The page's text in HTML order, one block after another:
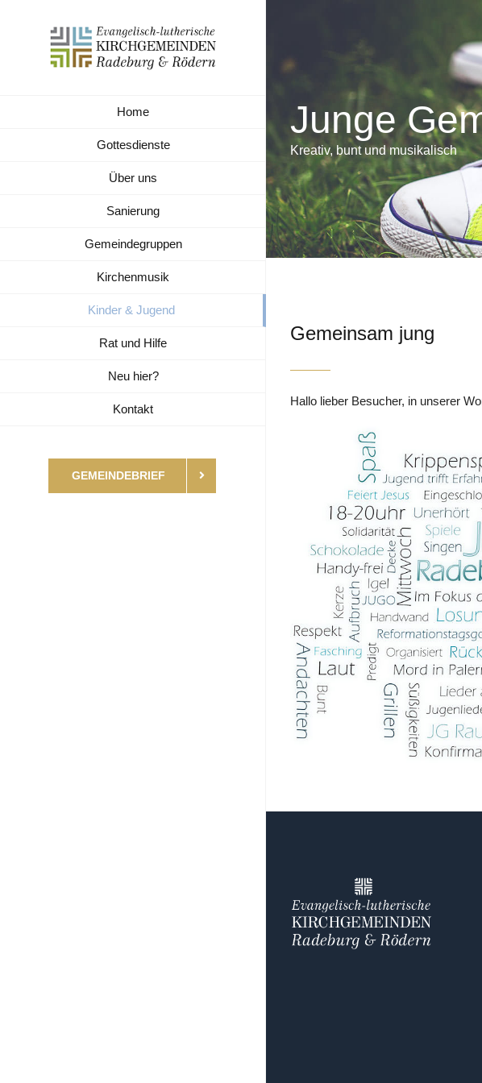
Home
Gottesdienste
Über uns
Sanierung
Gemeindegruppen
Kirchenmusik
Kinder & Jugend
Rat und Hilfe
Neu hier?
Kontakt
GEMEINDEBRIEF
Junge
Kreativ, bunt und musikalisch
Gemeinsam jung
Hallo lieber Besucher, in unserer